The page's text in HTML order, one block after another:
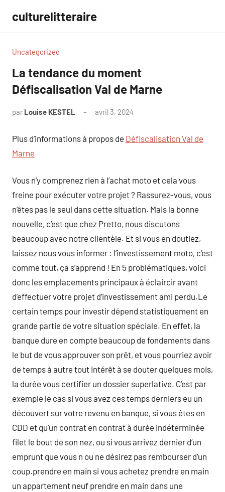
contenu
culturelitteraire
Uncategorized
La tendance du moment
Défiscalisation Val de Marne
par Louise KESTEL avril 3, 2024
Plus d’informations à propos de Défiscalisation Val de
Marne
Vous n’y comprenez rien à l’achat moto et cela vous
freine pour exécuter votre projet ? Rassurez-vous, vous
n’êtes pas le seul dans cette situation. Mais la bonne
nouvelle, c’est que chez Pretto, nous discutons
beaucoup avec notre clientèle. Et si vous en doutiez,
laissez nous vous informer : l’investissement moto, c’est
comme tout, ça s’apprend ! En 5 problématiques, voici
donc les emplacements principaux à éclaircir avant
d’effectuer votre projet d’investissement ami perdu.Le
certain temps pour investir dépend statistiquement en
grande partie de votre situation spéciale. En effet, la
banque dure en compte beaucoup de fondements dans
le but de vous approuver son prêt, et vous pourriez avoir
de temps à autre tout intérêt à se douter quelques mois,
la durée vous certifier un dossier superlative. C’est par
exemple le cas si vous avez ces temps derniers eu un
découvert sur votre revenu en banque, si vous êtes en
CDD et qu’un contrat en contrat à durée indéterminée
filet le bout de son nez, ou si vous arrivez dernier d’un
emprunt que vous n ou ne désirez pas rembourser d’un
coup.prendre en main si vous achetez prendre en main
un appartement neuf prendre en main dans une